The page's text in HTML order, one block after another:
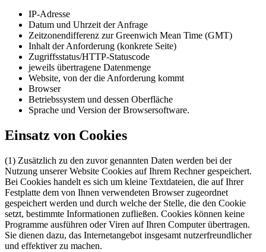
IP-Adresse
Datum und Uhrzeit der Anfrage
Zeitzonendifferenz zur Greenwich Mean Time (GMT)
Inhalt der Anforderung (konkrete Seite)
Zugriffsstatus/HTTP-Statuscode
jeweils übertragene Datenmenge
Website, von der die Anforderung kommt
Browser
Betriebssystem und dessen Oberfläche
Sprache und Version der Browsersoftware.
Einsatz von Cookies
(1) Zusätzlich zu den zuvor genannten Daten werden bei der
Nutzung unserer Website Cookies auf Ihrem Rechner gespeichert.
Bei Cookies handelt es sich um kleine Textdateien, die auf Ihrer
Festplatte dem von Ihnen verwendeten Browser zugeordnet
gespeichert werden und durch welche der Stelle, die den Cookie
setzt, bestimmte Informationen zufließen. Cookies können keine
Programme ausführen oder Viren auf Ihren Computer übertragen.
Sie dienen dazu, das Internetangebot insgesamt nutzerfreundlicher
und effektiver zu machen.